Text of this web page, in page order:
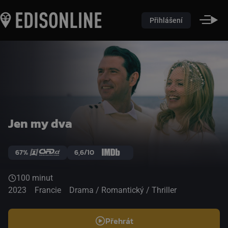
Přihlášení
Jen my dva
67% 6,6/10
100 minut
2023
Francie Drama / Romantický / Thriller
Přehrát